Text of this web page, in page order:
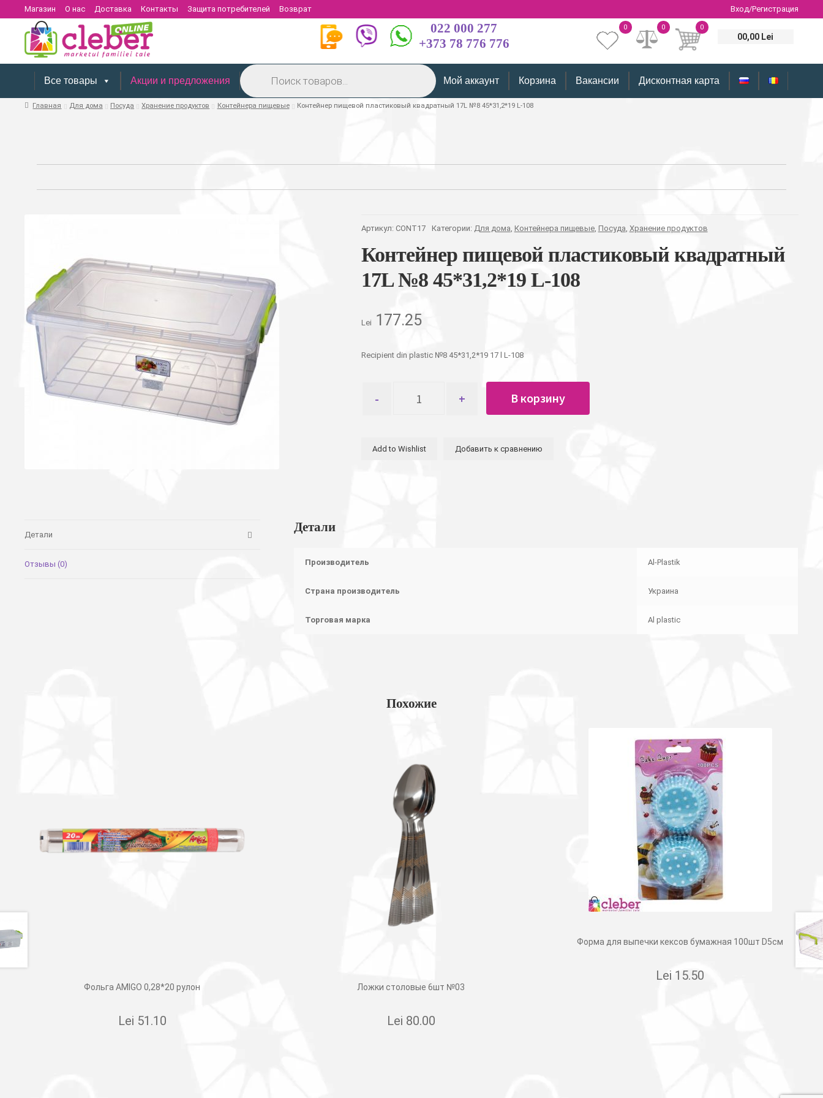
Магазин О нас Доставка Контакты Защита потребителей Возврат Вход/Регистрация
022 000 277
+373 78 776 776
0
00,00 Lei
0
0
Все товары Акции и предложения
Поиск
товаров
Мой аккаунт Корзина Вакансии Дисконтная карта
Главная Для дома Посуда Хранение продуктов Контейнера пищевые Контейнер пищевой пластиковый квадратный 17L №8 45*31,2*19 L-108
Артикул: CONT17 Категории: Для дома, Контейнера пищевые, Посуда, Хранение продуктов
Контейнер пищевой пластиковый квадратный
17L №8 45*31,2*19 L-108
Lei 177.25
Recipient din plastic №8 45*31,2*19 17 l L-108
товара
квадратный
В корзину
Add to Wishlist Добавить к сравнению
Детали
Отзывы (0)
Детали
Производитель Al-Plastik
Страна производитель Украина
Торговая марка Al plastic
Похожие
Фольга AMIGO 0,28*20 рулон
Lei 51.10
Ложки столовые 6шт №03
Lei 80.00
Форма для выпечки кексов бумажная 100шт D5см
Lei 15.50